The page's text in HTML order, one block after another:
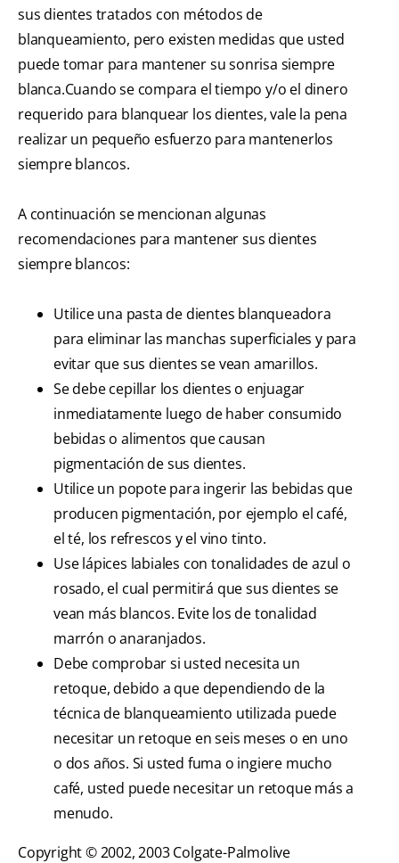
sus dientes tratados con métodos de
blanqueamiento, pero existen medidas que usted
puede tomar para mantener su sonrisa siempre
blanca.Cuando se compara el tiempo y/o el dinero
requerido para blanquear los dientes, vale la pena
realizar un pequeño esfuerzo para mantenerlos
siempre blancos.
A continuación se mencionan algunas
recomendaciones para mantener sus dientes
siempre blancos:
Utilice una pasta de dientes blanqueadora
para eliminar las manchas superficiales y para
evitar que sus dientes se vean amarillos.
Se debe cepillar los dientes o enjuagar
inmediatamente luego de haber consumido
bebidas o alimentos que causan
pigmentación de sus dientes.
Utilice un popote para ingerir las bebidas que
producen pigmentación, por ejemplo el café,
el té, los refrescos y el vino tinto.
Use lápices labiales con tonalidades de azul o
rosado, el cual permitirá que sus dientes se
vean más blancos. Evite los de tonalidad
marrón o anaranjados.
Debe comprobar si usted necesita un
retoque, debido a que dependiendo de la
técnica de blanqueamiento utilizada puede
necesitar un retoque en seis meses o en uno
o dos años. Si usted fuma o ingiere mucho
café, usted puede necesitar un retoque más a
menudo.
Copyright © 2002, 2003 Colgate-Palmolive